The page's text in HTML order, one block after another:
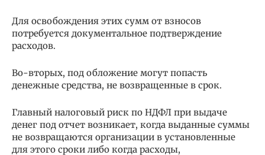
Для освобождения этих сумм от взносов
потребуется документальное подтверждение
расходов.
Во-вторых, под обложение могут попасть
денежные средства, не возвращенные в срок.
Главный налоговый риск по НДФЛ при выдаче
денег под отчет возникает, когда выданные суммы
не возвращаются организации в установленные
для этого сроки либо когда расходы,